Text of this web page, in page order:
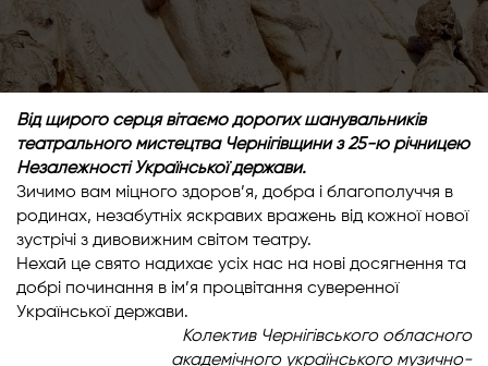
Від щирого серця вітаємо дорогих шанувальників
театрального мистецтва Чернігівщини з 25-ю річницею
Незалежності Української держави.
Зичимо вам міцного здоров’я, добра і благополуччя в
родинах, незабутніх яскравих вражень від кожної нової
зустрічі з дивовижним світом театру.
Нехай це свято надихає усіх нас на нові досягнення та
добрі починання в ім’я процвітання суверенної
Української держави.
Колектив Чернігівського обласного
академічного українського музично-